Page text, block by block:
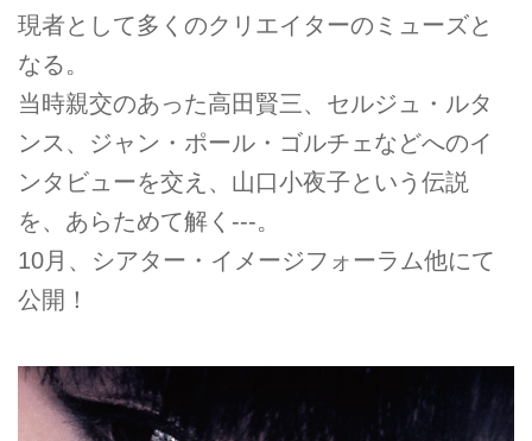
現者として多くのクリエイターのミューズと
なる。
当時親交のあった高田賢三、セルジュ・ルタ
ンス、ジャン・ポール・ゴルチェなどへのイ
ンタビューを交え、山口小夜子という伝説
を、あらためて解く---。
10月、シアター・イメージフォーラム他にて
公開！